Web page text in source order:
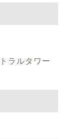
ラルタワー